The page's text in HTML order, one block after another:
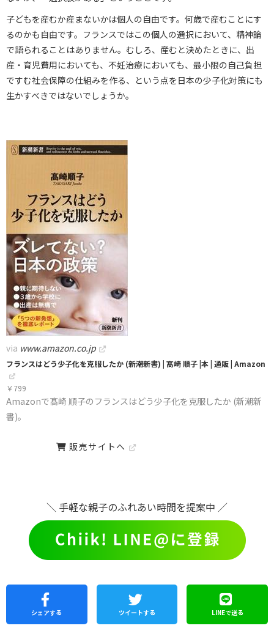
子どもを産むか産まないかは個人の自由です。何歳で産むことにす
るのかも自由です。フランスではこの個人の選択において、精神論
で語られることはありません。むしろ、産むと決めたときに、出
産・育児費用においても、不妊治療においても、最小限の自己負担
ですむ社会保障の仕組みを作る、という点を日本の少子化対策にも
生かすべきではないでしょうか。
via www.amazon.co.jp
フランスはどう少子化を克服したか (新潮新書) | 髙崎 順子 |本 | 通販 | Amazon
￥799
Amazonで髙崎 順子のフランスはどう少子化を克服したか (新潮新
書)。
販売サイトへ
＼ 手軽な親子のふれあい時間を提案中 ／
シェアする ツイートする LINEで送る